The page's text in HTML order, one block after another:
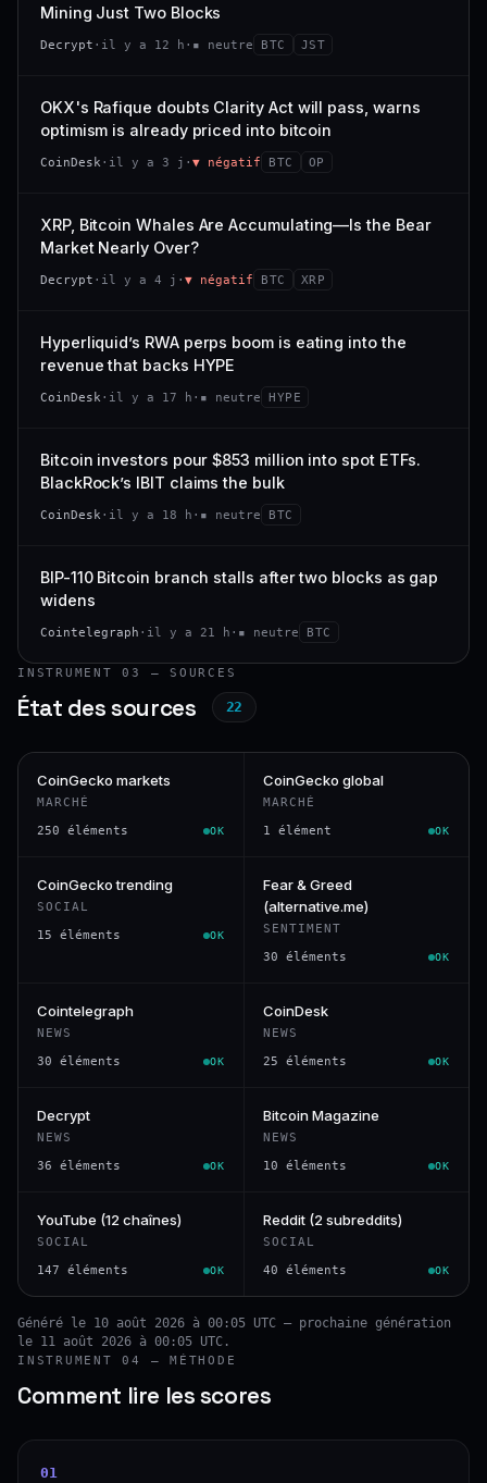
CONFIANCE
VAR. 7 J
−3,0 %
CONFIANCE
; prix collé au bas de son range 7 j (0 % de l'amplitude),
momentum 24 h dégradé (−2,7 %).
21,1 Md$ 3,8 M$
0,0 % −3,2 %
−5,6 % #9
CONFIANCE
Mining Just Two Blocks
Decrypt · il y a 12 h · ▪ neutre BTC JST
OKX's Rafique doubts Clarity Act will pass, warns
optimism is already priced into bitcoin
CoinDesk · il y a 3 j · ▼ négatif BTC OP
XRP, Bitcoin Whales Are Accumulating—Is the Bear
Market Nearly Over?
Decrypt · il y a 4 j · ▼ négatif BTC XRP
Hyperliquid’s RWA perps boom is eating into the
revenue that backs HYPE
CoinDesk · il y a 17 h · ▪ neutre HYPE
Bitcoin investors pour $853 million into spot ETFs.
BlackRock’s IBIT claims the bulk
CoinDesk · il y a 18 h · ▪ neutre BTC
BIP-110 Bitcoin branch stalls after two blocks as gap
widens
Cointelegraph · il y a 21 h · ▪ neutre BTC
INSTRUMENT 03 — SOURCES
État des sources 22
CoinGecko markets
MARCHÉ
250 éléments OK
CoinGecko global
MARCHÉ
1 élément OK
CoinGecko trending
SOCIAL
15 éléments OK
Fear & Greed
(alternative.me)
SENTIMENT
30 éléments OK
Cointelegraph
NEWS
30 éléments OK
CoinDesk
NEWS
25 éléments OK
Decrypt
NEWS
36 éléments OK
Bitcoin Magazine
NEWS
10 éléments OK
YouTube (12 chaînes)
SOCIAL
147 éléments OK
Reddit (2 subreddits)
SOCIAL
40 éléments OK
Généré le 10 août 2026 à 00:05 UTC — prochaine génération
le 11 août 2026 à 00:05 UTC.
INSTRUMENT 04 — MÉTHODE
Comment lire les scores
01